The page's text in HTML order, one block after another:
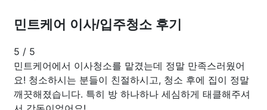
민트케어 이사/입주청소 후기
5 / 5
민트케어에서 이사청소를 맡겼는데 정말 만족스러웠어
요! 청소하시는 분들이 친절하시고, 청소 후에 집이 정말
깨끗해졌습니다. 특히 방 하나하나 세심하게 태클해주셔